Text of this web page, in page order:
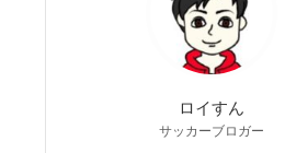
ロイすん
サッカーブロガー